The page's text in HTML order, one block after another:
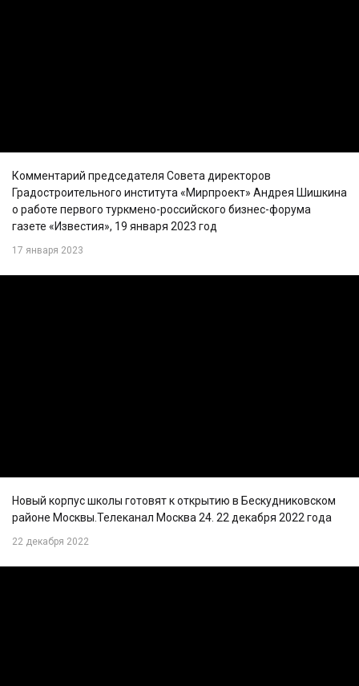
Комментарий председателя Совета директоров
Градостроительного института «Мирпроект» Андрея Шишкина
о работе первого туркмено-российского бизнес-форума
газете «Известия», 19 января 2023 год
17 января 2023
Новый корпус школы готовят к открытию в Бескудниковском
районе Москвы.Телеканал Москва 24. 22 декабря 2022 года
22 декабря 2022